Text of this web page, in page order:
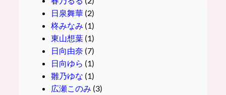
日泉舞華(2)
柊みなみ (1)
東山想葉(1)
日向由奈 (7)
日向ゆら (1)
雛乃ゆな (1)
広瀬このみ (3)